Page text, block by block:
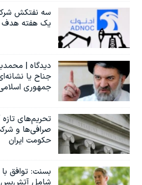
سه نفتکش
یک هفته هدف
دیدگاه |
جناح یا
جمهوری
تحریم‌های تازه
صرافی‌ها و
حکومت ایران
بسنت: توافق